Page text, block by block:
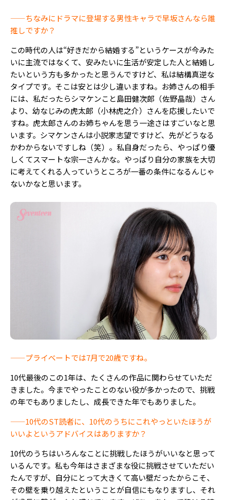
——ちなみにドラマに登場する男性キャラで早坂さんなら誰
推しですか？
この時代の人は“好きだから結婚する”というケースが今みた
いに主流ではなくて、安みたいに生活が安定した人と結婚し
たいという方も多かったと思うんですけど、私は結構真逆な
タイプです。そこは安とは少し違いますね。お姉さんの相手
には、私だったらシマケンこと島田健次郎（佐野晶哉）さん
より、幼なじみの虎太郎（小林虎之介）さんを応援したいで
すね。虎太郎さんのお姉ちゃんを思う一途さはすごいなと思
います。シマケンさんは小説家志望ですけど、先がどうなる
かわからないですしね（笑）。私自身だったら、やっぱり優
しくてスマートな宗一さんかな。やっぱり自分の家族を大切
に考えてくれる人っていうところが一番の条件になるんじゃ
ないかなと思います。
——プライベートでは7月で20歳ですね。
10代最後のこの1年は、たくさんの作品に関わらせていただ
きました。今までやったことのない役が多かったので、挑戦
の年でもありましたし、成長できた年でもありました。
——10代のST読者に、10代のうちにこれやっといたほうが
いいよというアドバイスはありますか？
10代のうちはいろんなことに挑戦したほうがいいなと思って
いるんです。私も今年はさまざまな役に挑戦させていただい
たんですが、自分にとって大きくて高い壁だったからこそ、
その壁を乗り越えたということが自信にもなりますし、それ